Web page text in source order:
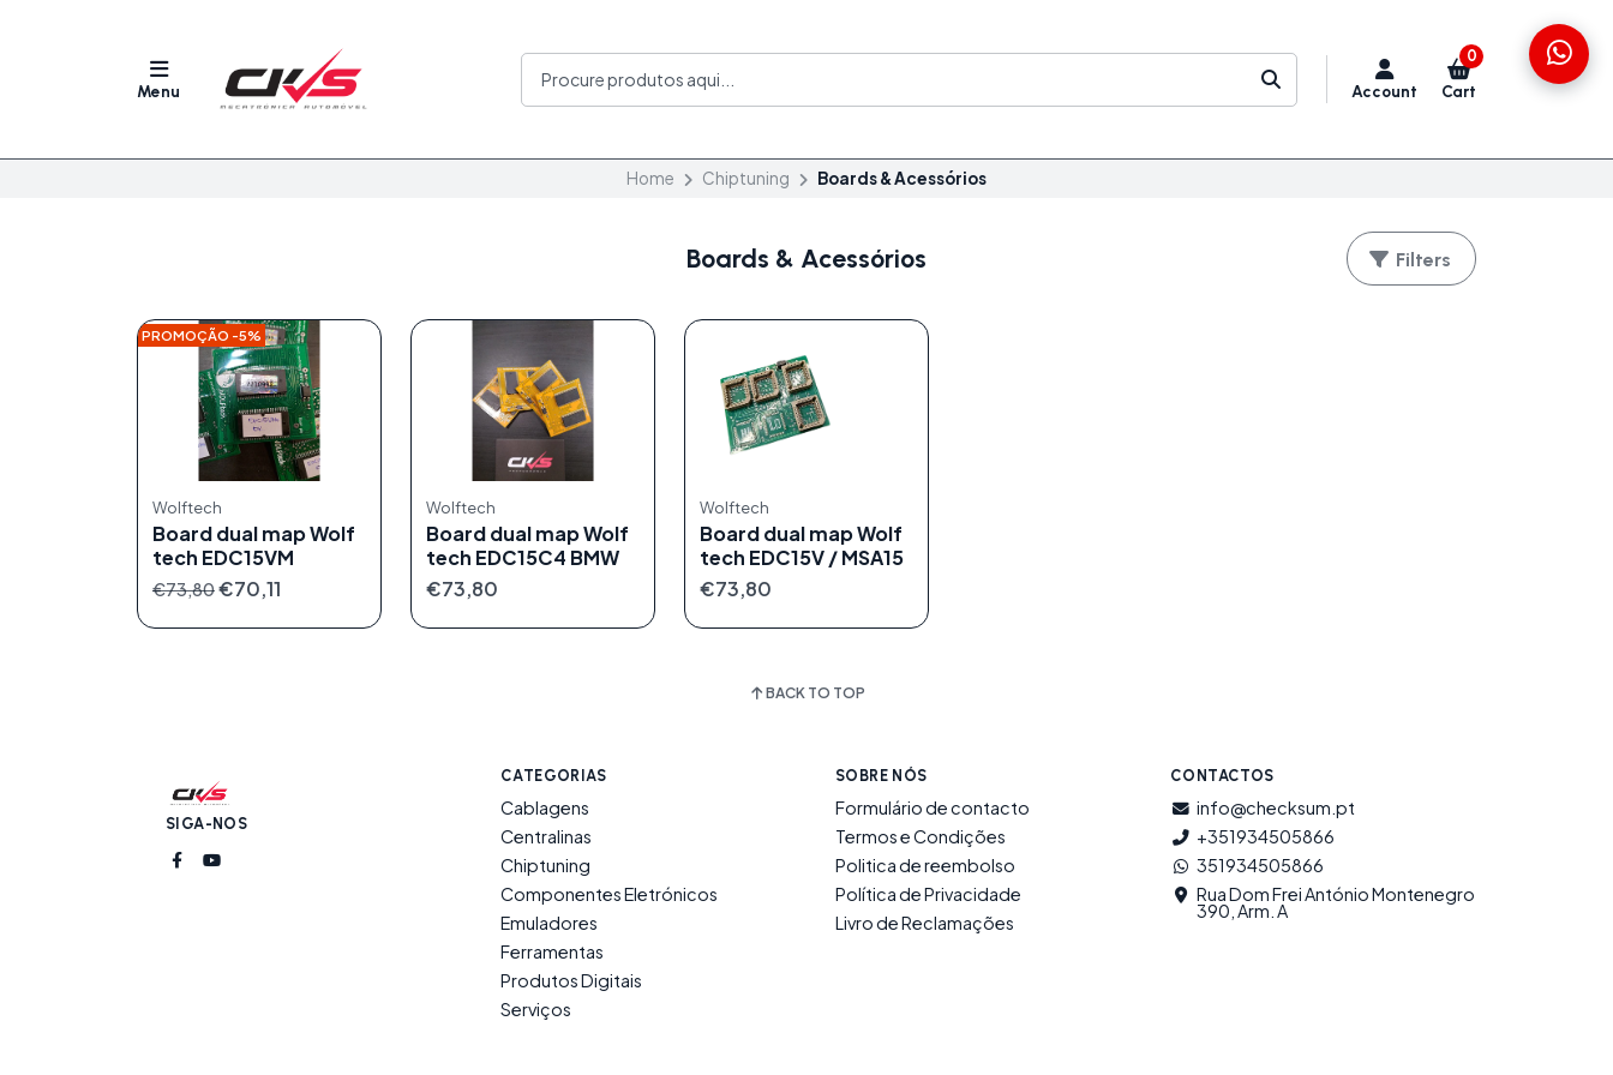
Menu Account
0
Cart
Home Chiptuning Boards & Acessórios
Boards & Acessórios Filters
PROMOÇÃO -5%
Wolftech
Board dual map Wolf
tech EDC15VM
€73,80€70,11
Wolftech
Board dual map Wolf
tech EDC15C4 BMW
€73,80
Wolftech
Board dual map Wolf
tech EDC15V / MSA15
€73,80
BACK TO TOP
SIGA-NOS
CATEGORIAS
Cablagens
Centralinas
Chiptuning
Componentes Eletrónicos
Emuladores
Ferramentas
Produtos Digitais
Serviços
SOBRE NÓS
Formulário de contacto
Termos e Condições
Politica de reembolso
Política de Privacidade
Livro de Reclamações
CONTACTOS
info@checksum.pt
+351934505866
351934505866
Rua Dom Frei António Montenegro
390, Arm. A